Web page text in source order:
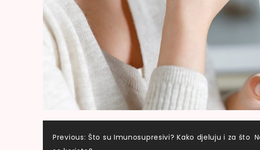
Navigacija
Previous: Što su Imunosupresivi? Kako djeluju i za što